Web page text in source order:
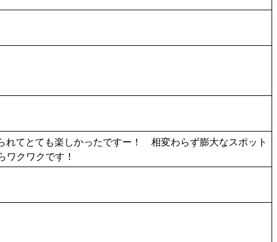
てとても楽しかったですー！ 相変わらず膨大なスポット
クワクです！